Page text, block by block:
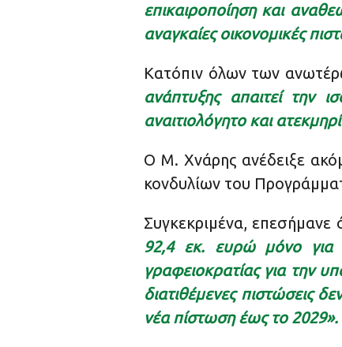
επικαιροποίηση και
αναγκαίες οικονομικές
Κατόπιν όλων των
ανάπτυξης απαιτεί την
αναιτιολόγητο και
Ο Μ. Χνάρης ανέδειξε
κονδυλίων του
Συγκεκριμένα, επεσήμανε
92,4 εκ. ευρώ μόνο για
γραφειοκρατίας για την
διατιθέμενες πιστώσεις
νέα πίστωση έως το 2029».